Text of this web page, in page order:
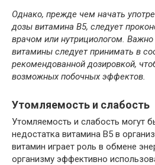
Однако, прежде чем начать
дозы витамина B5, следует
врачом или нутрициологом.
витамины следует принимать в
рекомендованной дозировкой,
возможных побочных эффектов.
Утомляемость и слабость
Утомляемость и слабость могут
недостатка витамина B5 в
витамин играет роль в обмене
организму эффективно